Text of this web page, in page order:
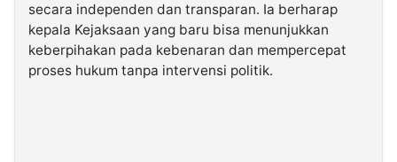
secara independen dan transparan. Ia berharap
kepala Kejaksaan yang baru bisa menunjukkan
keberpihakan pada kebenaran dan mempercepat
proses hukum tanpa intervensi politik.